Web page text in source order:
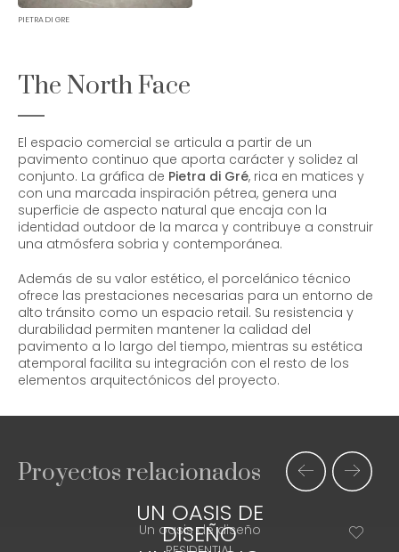
PIETRA DI GRE
The North Face
El espacio comercial se articula a partir de un
pavimento continuo que aporta carácter y solidez al
conjunto. La gráfica de Pietra di Gré, rica en matices y
con una marcada inspiración pétrea, genera una
superficie de aspecto natural que encaja con la
identidad outdoor de la marca y contribuye a construir
una atmósfera sobria y contemporánea.
Además de su valor estético, el porcelánico técnico
ofrece las prestaciones necesarias para un entorno de
alto tránsito como un espacio retail. Su resistencia y
durabilidad permiten mantener la calidad del
pavimento a lo largo del tiempo, mientras su estética
atemporal facilita su integración con el resto de los
elementos arquitectónicos del proyecto.
Proyectos relacionados
UN OASIS DE
DISEÑO
Un oasis de diseño